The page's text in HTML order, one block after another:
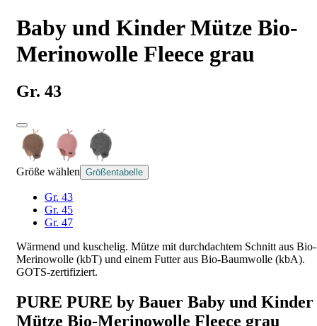
Baby und Kinder Mütze Bio-
Merinowolle Fleece grau
Gr. 43
Größe wählen Größentabelle
Gr. 43
Gr. 45
Gr. 47
Wärmend und kuschelig. Mütze mit durchdachtem Schnitt aus Bio-
Merinowolle (kbT) und einem Futter aus Bio-Baumwolle (kbA).
GOTS-zertifiziert.
PURE PURE by Bauer Baby und Kinder
Mütze Bio-Merinowolle Fleece grau